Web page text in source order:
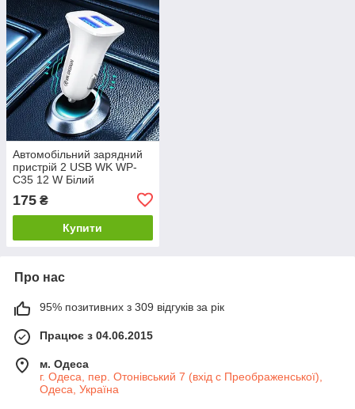
Автомобільний зарядний
пристрій 2 USB WK WP-
C35 12 W Білий
175 ₴
Купити
Про нас
95% позитивних з 309 відгуків за рік
Працює з 04.06.2015
м. Одеса
г. Одеса, пер. Отонівський 7 (вхід с Преображенської),
Одеса, Україна